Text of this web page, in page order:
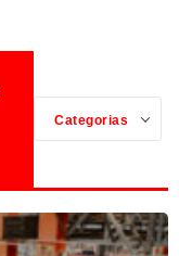
Categorias